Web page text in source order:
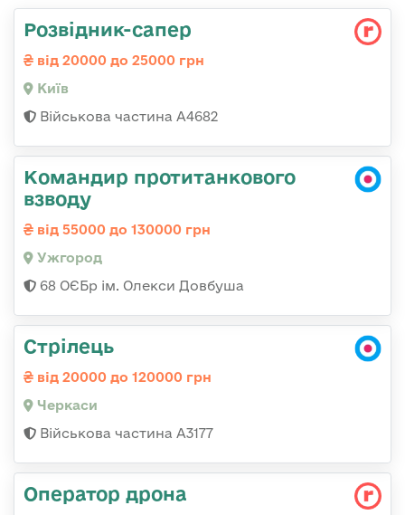
Розвідник-сапер
від 20000 до 25000 грн
Київ
Військова частина А4682
Командир протитанкового
взводу
від 55000 до 130000 грн
Ужгород
68 ОЄБр ім. Олекси Довбуша
Стрілець
від 20000 до 120000 грн
Черкаси
Військова частина А3177
Оператор дрона